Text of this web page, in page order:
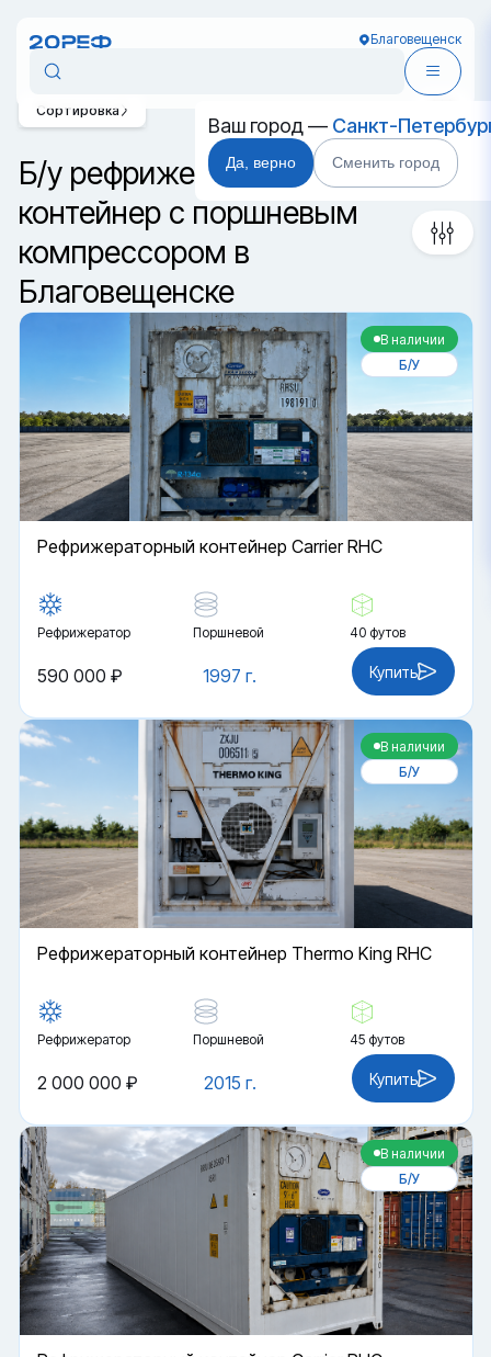
Благовещенск
Ваш город — Санкт-
Да, верно Сменить город
Б/у рефрижераторный
контейнер с поршневым
компрессором в
Благовещенске
Сортировка
В наличии
Б/У
Рефрижераторный контейнер Carrier RHC
Рефрижератор Поршневой 40 футов
1997 г.
590 000 ₽ Купить
В наличии
Б/У
Рефрижераторный контейнер Thermo King RHC
Рефрижератор Поршневой 45 футов
2015 г.
2 000 000 ₽ Купить
В наличии
Б/У